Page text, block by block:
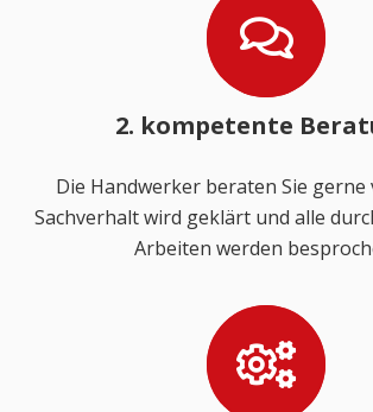
2. kompetente
Die Handwerker beraten Sie gerne
Sachverhalt wird geklärt und alle
Arbeiten werden